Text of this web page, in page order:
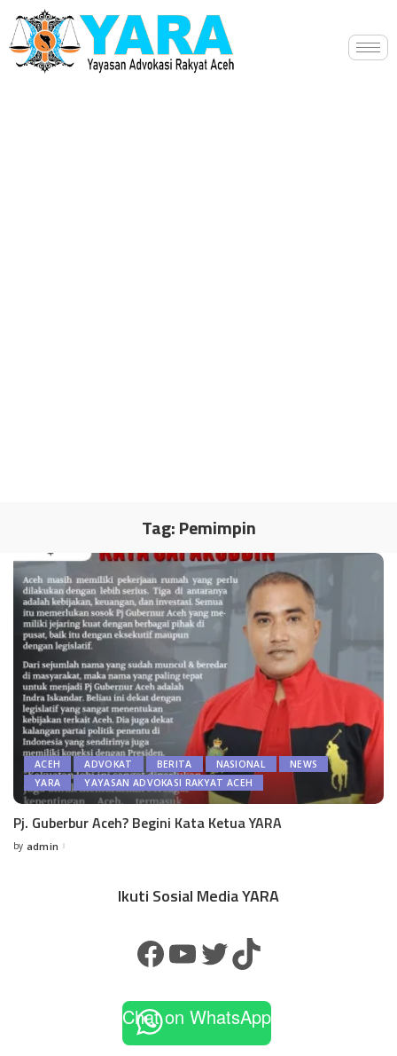
Tag:Pemimpin
ACEH ADVOKAT BERITA NASIONAL
NEWS
YARA
YAYASAN ADVOKASI RAKYAT ACEH
Pj. Guberbur Aceh? Begini Kata Ketua YARA
by admin
Ikuti Sosial Media YARA
Chat on WhatsApp